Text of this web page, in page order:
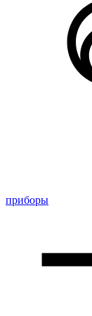
приборы